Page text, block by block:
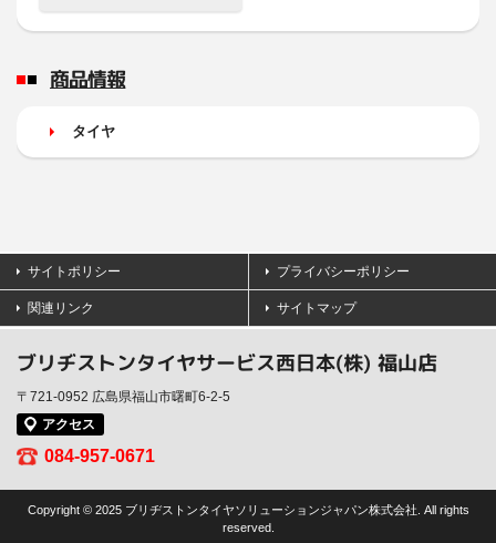
商品情報
タイヤ
サイトポリシー プライバシーポリシー
関連リンク サイトマップ
ブリヂストンタイヤサービス西日本(株) 福山店
〒721-0952 広島県福山市曙町6-2-5
アクセス
084-957-0671
Copyright © 2025 ブリヂストンタイヤソリューションジャパン株式会社. All rights
reserved.